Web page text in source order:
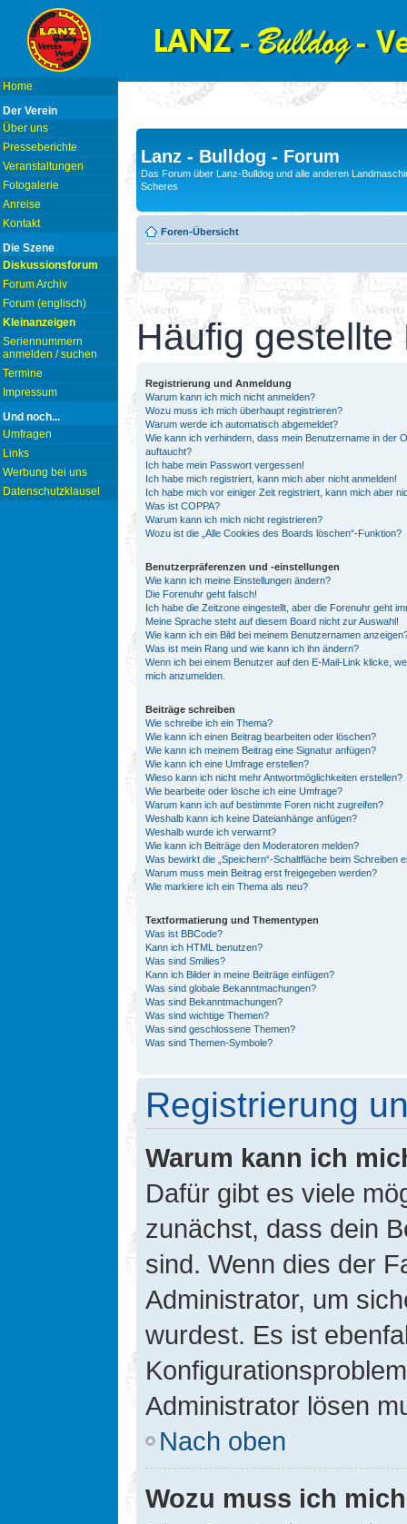
Home
Der Verein
Über uns
Presseberichte
Veranstaltungen
Fotogalerie
Anreise
Kontakt
Die Szene
Diskussionsforum
Forum Archiv
Forum (englisch)
Kleinanzeigen
Seriennummern
anmelden / suchen
Termine
Impressum
Und noch...
Umfragen
Links
Werbung bei uns
Datenschutzklausel
Lanz - Bulldog - Forum
Das Forum über Lanz-Bulldog und alle anderen
Scheres
Foren-Übersicht
Häufig gestellte
Registrierung und Anmeldung
Warum kann ich mich nicht anmelden?
Wozu muss ich mich überhaupt registrieren?
Warum werde ich automatisch abgemeldet?
Wie kann ich verhindern, dass mein Benutzername in der
auftaucht?
Ich habe mein Passwort vergessen!
Ich habe mich registriert, kann mich aber nicht anmelden!
Ich habe mich vor einiger Zeit registriert, kann mich aber
Was ist COPPA?
Warum kann ich mich nicht registrieren?
Wozu ist die „Alle Cookies des Boards löschen“-Funktion?
Benutzerpräferenzen und -einstellungen
Wie kann ich meine Einstellungen ändern?
Die Forenuhr geht falsch!
Ich habe die Zeitzone eingestellt, aber die Forenuhr geht
Meine Sprache steht auf diesem Board nicht zur Auswahl!
Wie kann ich ein Bild bei meinem Benutzernamen
Was ist mein Rang und wie kann ich ihn ändern?
Wenn ich bei einem Benutzer auf den E-Mail-Link klicke,
mich anzumelden.
Beiträge schreiben
Wie schreibe ich ein Thema?
Wie kann ich einen Beitrag bearbeiten oder löschen?
Wie kann ich meinem Beitrag eine Signatur anfügen?
Wie kann ich eine Umfrage erstellen?
Wieso kann ich nicht mehr Antwortmöglichkeiten erstellen?
Wie bearbeite oder lösche ich eine Umfrage?
Warum kann ich auf bestimmte Foren nicht zugreifen?
Weshalb kann ich keine Dateianhänge anfügen?
Weshalb wurde ich verwarnt?
Wie kann ich Beiträge den Moderatoren melden?
Was bewirkt die „Speichern“-Schaltfläche beim Schreiben
Warum muss mein Beitrag erst freigegeben werden?
Wie markiere ich ein Thema als neu?
Textformatierung und Thementypen
Was ist BBCode?
Kann ich HTML benutzen?
Was sind Smilies?
Kann ich Bilder in meine Beiträge einfügen?
Was sind globale Bekanntmachungen?
Was sind Bekanntmachungen?
Was sind wichtige Themen?
Was sind geschlossene Themen?
Was sind Themen-Symbole?
Registrierung
Warum kann ich
Dafür gibt es viele
zunächst, dass dein
sind. Wenn dies der
Administrator, um
wurdest. Es ist
Administrator lösen
Nach oben
Wozu muss ich